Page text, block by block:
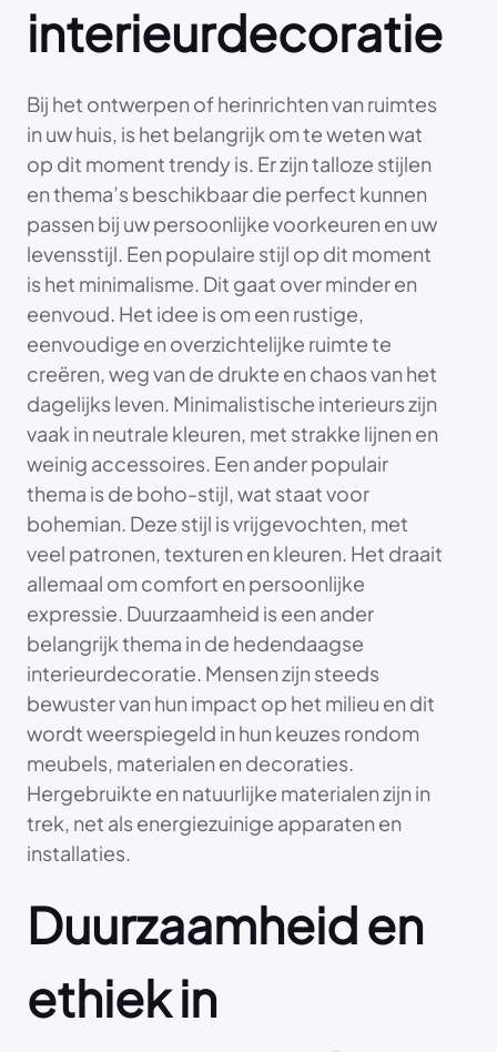
interieurdecoratie
Bij het ontwerpen of herinrichten van ruimtes
in uw huis, is het belangrijk om te weten wat
op dit moment trendy is. Er zijn talloze stijlen
en thema’s beschikbaar die perfect kunnen
passen bij uw persoonlijke voorkeuren en uw
levensstijl. Een populaire stijl op dit moment
is het minimalisme. Dit gaat over minder en
eenvoud. Het idee is om een rustige,
eenvoudige en overzichtelijke ruimte te
creëren, weg van de drukte en chaos van het
dagelijks leven. Minimalistische interieurs zijn
vaak in neutrale kleuren, met strakke lijnen en
weinig accessoires. Een ander populair
thema is de boho-stijl, wat staat voor
bohemian. Deze stijl is vrijgevochten, met
veel patronen, texturen en kleuren. Het draait
allemaal om comfort en persoonlijke
expressie. Duurzaamheid is een ander
belangrijk thema in de hedendaagse
interieurdecoratie. Mensen zijn steeds
bewuster van hun impact op het milieu en dit
wordt weerspiegeld in hun keuzes rondom
meubels, materialen en decoraties.
Hergebruikte en natuurlijke materialen zijn in
trek, net als energiezuinige apparaten en
installaties.
Duurzaamheid en
ethiek in